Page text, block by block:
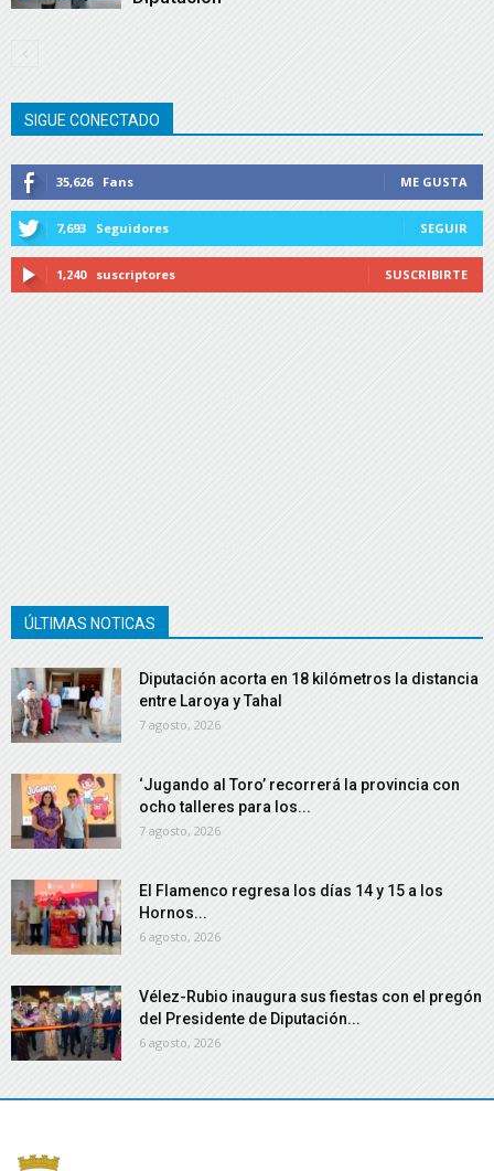
SIGUE CONECTADO
35,626 Fans ME GUSTA
7,693 Seguidores SEGUIR
1,240 suscriptores SUSCRIBIRTE
ÚLTIMAS NOTICAS
Diputación acorta en 18 kilómetros la distancia
entre Laroya y Tahal
7 agosto, 2026
‘Jugando al Toro’ recorrerá la provincia con
ocho talleres para los...
7 agosto, 2026
El Flamenco regresa los días 14 y 15 a los
Hornos...
6 agosto, 2026
Vélez-Rubio inaugura sus fiestas con el pregón
del Presidente de Diputación...
6 agosto, 2026